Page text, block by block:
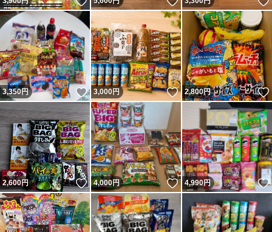
3,350円 いいね！
3,000円 いいね！
2,800円
2,600円 いいね！
4,000円 いいね！
4,990円